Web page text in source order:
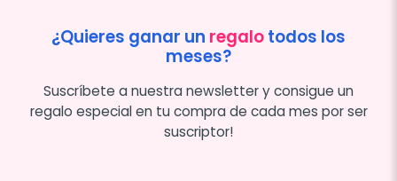
¿Quieres ganar un regalotodos los
meses?
Suscríbete a nuestra newsletter y consigue un
regalo especial en tu compra de cada mes por ser
suscriptor!